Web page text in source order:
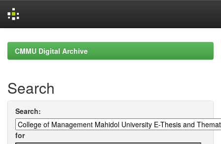
navigationCMMU Digital Archive
Search
Search:
for